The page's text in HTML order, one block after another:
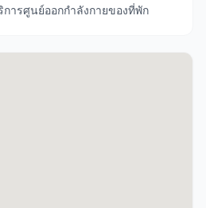
ารศูนย์ออกกำลังกายของที่พัก